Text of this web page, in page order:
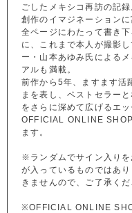
ごしたメキシコ再訪の記
創作のイマジネーション
全ページにわたって書き
に、これまで本人が撮影
ー・山本あゆみ氏による
アルも満載。
前作から5年、ますます活
まを表し、ベストセラー
をさらに深めて広げるエッ
OFFICIAL ONLINE
ます。
※ランダムでサイン入り
が入っているものではあ
きませんので、ご了承くだ
※OFFICIAL ONLINE